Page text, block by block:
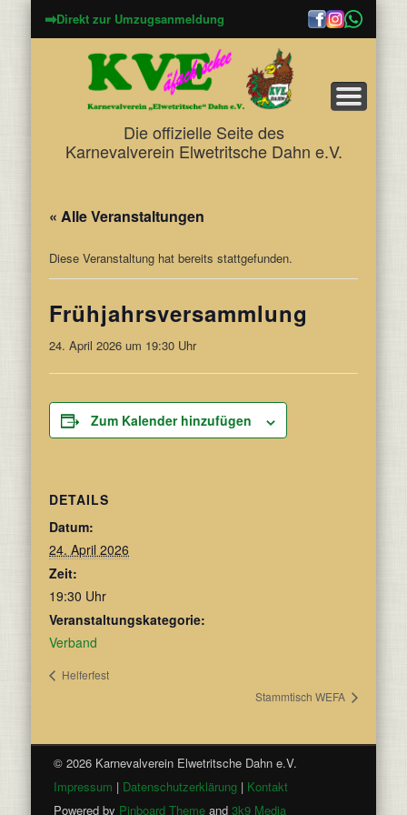
➡Direkt zur Umzugsanmeldung
Die offizielle Seite des
Karnevalverein Elwetritsche Dahn e.V.
« Alle Veranstaltungen
Diese Veranstaltung hat bereits stattgefunden.
Frühjahrsversammlung
24. April 2026 um 19:30 Uhr
Zum Kalender hinzufügen
DETAILS
Datum:
24. April 2026
Zeit:
19:30 Uhr
Veranstaltungskategorie:
Verband
Helferfest
Stammtisch WEFA
© 2026 Karnevalverein Elwetritsche Dahn e.V.
Impressum | Datenschutzerklärung| Kontakt
Powered by Pinboard Themeand 3k9 Media